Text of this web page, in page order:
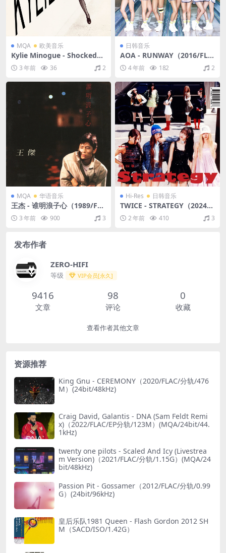
MQA 欧美音乐
Kylie Minogue - Shocked
（1991/FLAC/分轨/260M）
(MQA/16bit/44.1kHz)
3 年前 36 2
日韩音乐
AOA - RUNWAY（2016/FLA
C/分轨/299M）
4 年前 182 2
MQA 华语音乐
王杰 - 谁明浪子心（1989/FL
AC/分轨/280M）(MQA/16bi
t/44.1kHz)
3 年前 900 3
Hi-Res 日韩音乐
TWICE - STRATEGY（2024/F
LAC/EP分轨/157M）
2 年前 410 3
发布作者
ZERO-HIFI
等级 VIP会员[永久]
9416
文章
98
评论
0
收藏
查看作者其他文章
资源推荐
King Gnu - CEREMONY（2020/FLAC/分轨/476
M）(24bit/48kHz)
Craig David, Galantis - DNA (Sam Feldt Remi
x)（2022/FLAC/EP分轨/123M）(MQA/24bit/44.
1kHz)
twenty one pilots - Scaled And Icy (Livestrea
m Version)（2021/FLAC/分轨/1.15G）(MQA/24
bit/48kHz)
Passion Pit - Gossamer（2012/FLAC/分轨/0.99
G）(24bit/96kHz)
皇后乐队1981 Queen - Flash Gordon 2012 SH
M（SACD/ISO/1.42G）